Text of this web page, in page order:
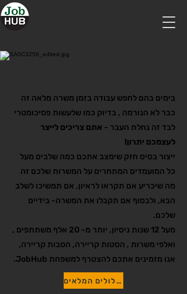
בימים בהם לחפש עבודה בזמן משרה מלאה זה
כבר לא הנורמה , בדיוק כמו שלעשות פסיכומטרי
לבד זה נחלת העבר - אתם צריכים לייצר
לעצמכם יתרון!
ייצור בסיס חזק שימצב אתכם כמה שלבים מעל
כל המועמדים המתחרים על המשרות שלכם זה
מה שיכריע אם תקראו לראיון, אם תמשיכו לשלב
הבא, ולבסוף אם תקבלו את המשרה- בידיים
שלכם.
מעל 12 שנות ניסיון, יותר מ- 20 אלף משתתפים ,
ואלפי משרות , הסטות קריירה, הסבות קריירה,
אנו מזמינים אתכם להצטרף למשפחת JobHub.
למסלולים המלאים